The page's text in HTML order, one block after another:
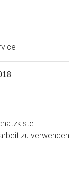
zu verwenden